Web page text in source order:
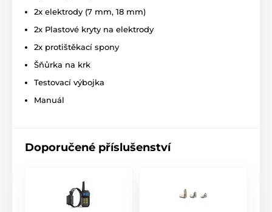
Nastavitelný nylonový obojek je pohodlný
pro vašeho psa při nošení a vhodný pro
téměř všechny typy psů různé velikosti a
rasy. Komfortní
pro obvod krku 24 – 69 cm.
Váha a rozměry:
Ovladač:
ilustrativní charakter.
2x elektrody (7 mm, 18 mm)
2x Plastové kryty na elektrody
2x protištěkací spony
Šňůrka na krk
Testovací výbojka
Manuál
Doporučené příslušenství